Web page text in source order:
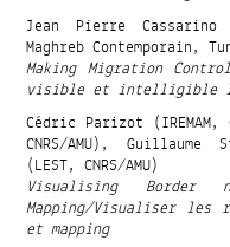
Jean Pierre
Maghreb Contemporain,
Making Migration
visible et intelligible
Cédric Parizot (IREMAM,
CNRS/AMU),
(LEST, CNRS/AMU)
Visualising Border
Mapping/Visualiser les
et mapping